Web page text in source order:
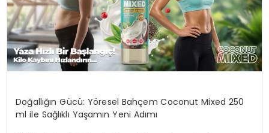
Doğallığın Gücü: Yöresel Bahçem Coconut Mixed 250
ml ile Sağlıklı Yaşamın Yeni Adımı